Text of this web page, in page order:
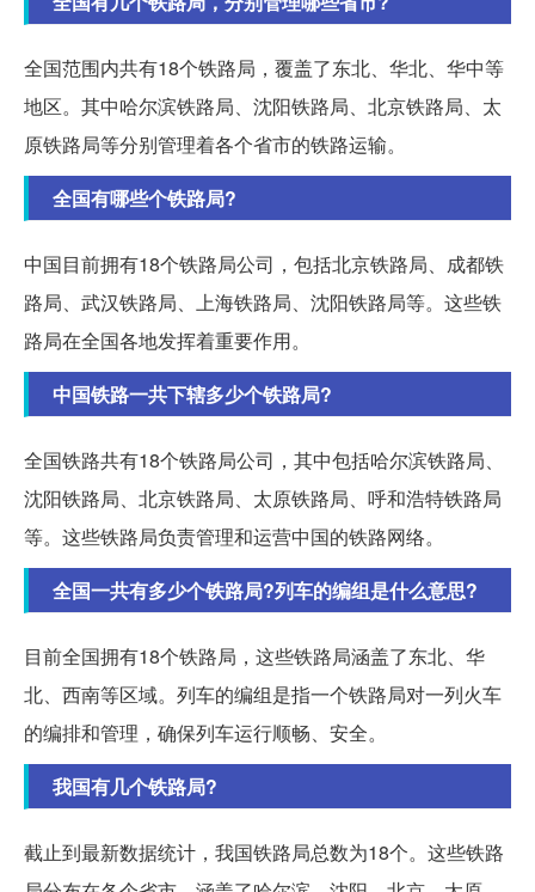
全国范围内共有18个铁路局，覆盖了东北、华北、华中等
地区。其中哈尔滨铁路局、沈阳铁路局、北京铁路局、太
原铁路局等分别管理着各个省市的铁路运输。
全国有哪些个铁路局?
中国目前拥有18个铁路局公司，包括北京铁路局、成都铁
路局、武汉铁路局、上海铁路局、沈阳铁路局等。这些铁
路局在全国各地发挥着重要作用。
中国铁路一共下辖多少个铁路局?
全国铁路共有18个铁路局公司，其中包括哈尔滨铁路局、
沈阳铁路局、北京铁路局、太原铁路局、呼和浩特铁路局
等。这些铁路局负责管理和运营中国的铁路网络。
全国一共有多少个铁路局?列车的编组是什么意思?
目前全国拥有18个铁路局，这些铁路局涵盖了东北、华
北、西南等区域。列车的编组是指一个铁路局对一列火车
的编排和管理，确保列车运行顺畅、安全。
我国有几个铁路局?
截止到最新数据统计，我国铁路局总数为18个。这些铁路